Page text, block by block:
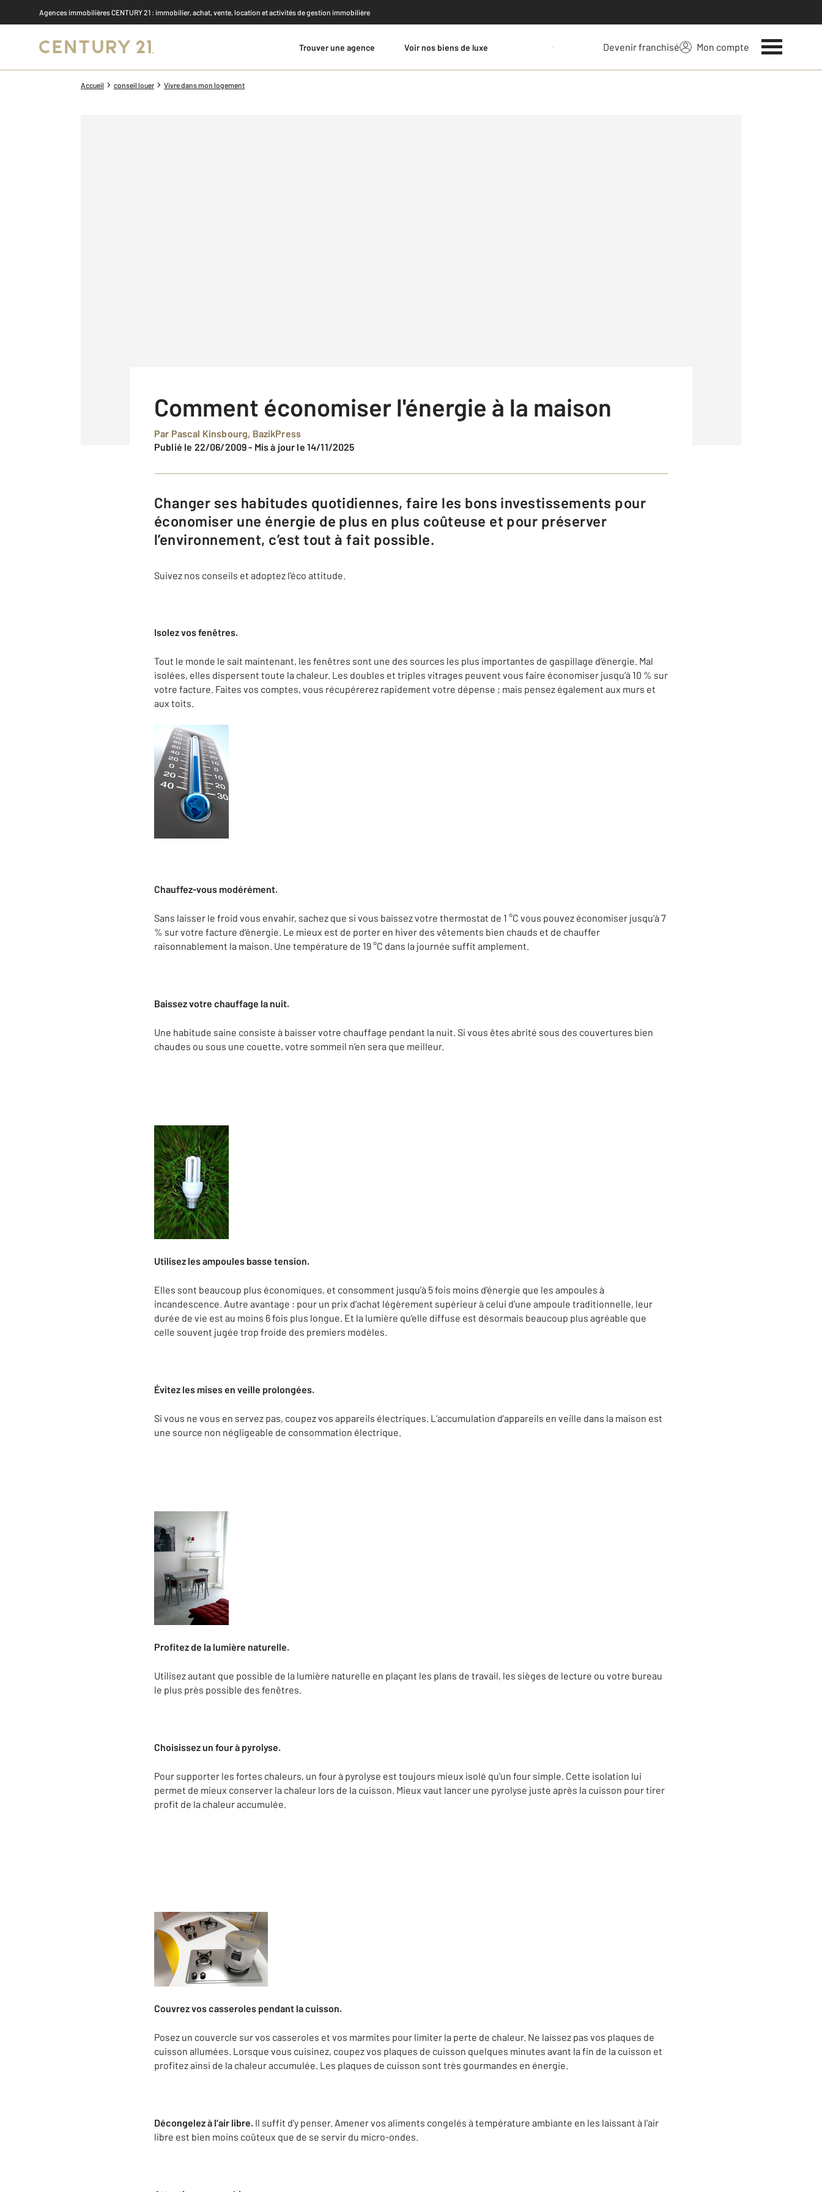
Agences immobilières CENTURY 21 : immobilier, achat, vente, location et activités de gestion immobilière
Trouver une agence Voir nos biens de luxe Estimer votre bien Devenir franchisé Mon compte
Accueil conseil louer Vivre dans mon logement
Comment économiser l'énergie à la maison
Par Pascal Kinsbourg, BazikPress
Publié le 22/06/2009- Mis à jour le 14/11/2025
Changer ses habitudes quotidiennes, faire les bons investissements pour
économiser une énergie de plus en plus coûteuse et pour préserver
l’environnement, c’est tout à fait possible.
Suivez nos conseils et adoptez l’éco attitude.
Isolez vos fenêtres.
Tout le monde le sait maintenant, les fenêtres sont une des sources les plus importantes de gaspillage d’énergie. Mal
isolées, elles dispersent toute la chaleur. Les doubles et triples vitrages peuvent vous faire économiser jusqu’à 10 % sur
votre facture. Faites vos comptes, vous récupérerez rapidement votre dépense ; mais pensez également aux murs et
aux toits.
Chauffez-vous modérément.
Sans laisser le froid vous envahir, sachez que si vous baissez votre thermostat de 1 °C vous pouvez économiser jusqu'à 7
% sur votre facture d’énergie. Le mieux est de porter en hiver des vêtements bien chauds et de chauffer
raisonnablement la maison. Une température de 19 °C dans la journée suffit amplement.
Baissez votre chauffage la nuit.
Une habitude saine consiste à baisser votre chauffage pendant la nuit. Si vous êtes abrité sous des couvertures bien
chaudes ou sous une couette, votre sommeil n’en sera que meilleur.
Utilisez les ampoules basse tension.
Elles sont beaucoup plus économiques, et consomment jusqu’à 5 fois moins d’énergie que les ampoules à
incandescence. Autre avantage : pour un prix d’achat légèrement supérieur à celui d’une ampoule traditionnelle, leur
durée de vie est au moins 6 fois plus longue. Et la lumière qu’elle diffuse est désormais beaucoup plus agréable que
celle souvent jugée trop froide des premiers modèles.
Évitez les mises en veille prolongées.
Si vous ne vous en servez pas, coupez vos appareils électriques. L’accumulation d’appareils en veille dans la maison est
une source non négligeable de consommation électrique.
Profitez de la lumière naturelle.
Utilisez autant que possible de la lumière naturelle en plaçant les plans de travail, les sièges de lecture ou votre bureau
le plus près possible des fenêtres.
Choisissez un four à pyrolyse.
Pour supporter les fortes chaleurs, un four à pyrolyse est toujours mieux isolé qu’un four simple. Cette isolation lui
permet de mieux conserver la chaleur lors de la cuisson. Mieux vaut lancer une pyrolyse juste après la cuisson pour tirer
profit de la chaleur accumulée.
Couvrez vos casseroles pendant la cuisson.
Posez un couvercle sur vos casseroles et vos marmites pour limiter la perte de chaleur. Ne laissez pas vos plaques de
cuisson allumées. Lorsque vous cuisinez, coupez vos plaques de cuisson quelques minutes avant la fin de la cuisson et
profitez ainsi de la chaleur accumulée. Les plaques de cuisson sont très gourmandes en énergie.
Décongelez à l’air libre. Il suffit d’y penser. Amener vos aliments congelés à température ambiante en les laissant à l’air
libre est bien moins coûteux que de se servir du micro-ondes.